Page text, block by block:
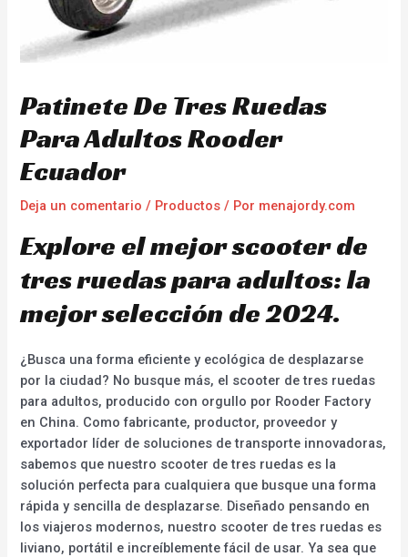
Patinete De Tres Ruedas
Para Adultos Rooder
Ecuador
Deja un comentario / Productos / Por menajordy.com
Explore el mejor scooter de
tres ruedas para adultos: la
mejor selección de 2024.
¿Busca una forma eficiente y ecológica de desplazarse
por la ciudad? No busque más, el scooter de tres ruedas
para adultos, producido con orgullo por Rooder Factory
en China. Como fabricante, productor, proveedor y
exportador líder de soluciones de transporte innovadoras,
sabemos que nuestro scooter de tres ruedas es la
solución perfecta para cualquiera que busque una forma
rápida y sencilla de desplazarse. Diseñado pensando en
los viajeros modernos, nuestro scooter de tres ruedas es
liviano, portátil e increíblemente fácil de usar. Ya sea que